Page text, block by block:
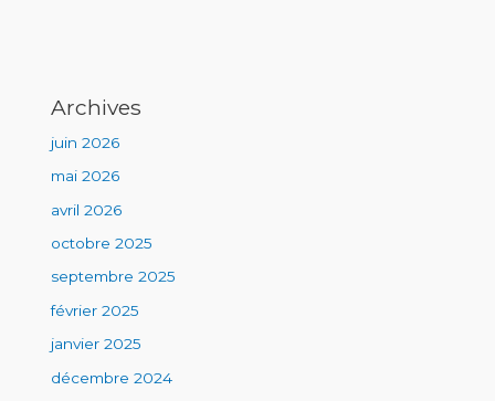
Archives
juin 2026
mai 2026
avril 2026
octobre 2025
septembre 2025
février 2025
janvier 2025
décembre 2024